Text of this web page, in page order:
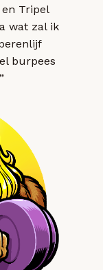
Tripel
wat zal ik
burpees